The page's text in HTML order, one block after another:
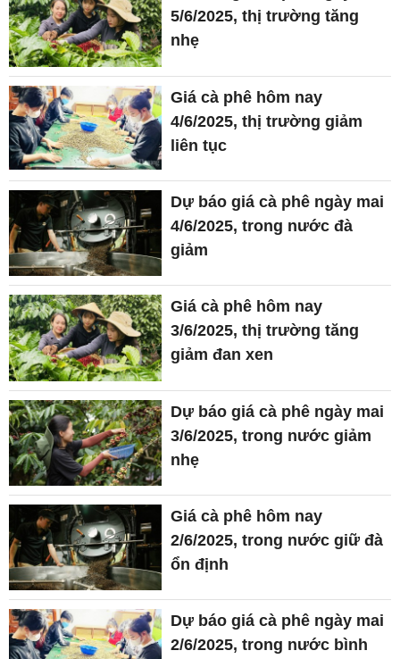
5/6/2025, thị trường tăng
nhẹ
Giá cà phê hôm nay
4/6/2025, thị trường giảm
liên tục
Dự báo giá cà phê ngày mai
4/6/2025, trong nước đà
giảm
Giá cà phê hôm nay
3/6/2025, thị trường tăng
giảm đan xen
Dự báo giá cà phê ngày mai
3/6/2025, trong nước giảm
nhẹ
Giá cà phê hôm nay
2/6/2025, trong nước giữ đà
ổn định
Dự báo giá cà phê ngày mai
2/6/2025, trong nước bình